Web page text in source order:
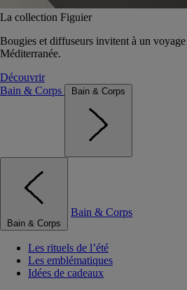
La collection Figuier
Bougies et diffuseurs invitent à un
Méditerranée.
Découvrir
Bain & Corps
Bain & Corps
Bain & Corps
Bain & Corps
Les rituels de l’été
Les emblématiques
Idées de cadeaux